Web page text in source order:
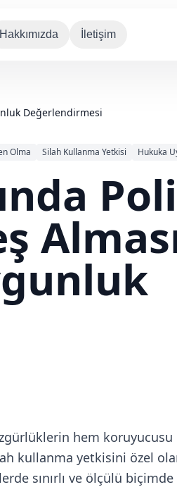
Hakkımızda İletişim
Değerlendirmesi
Olma Silah Kullanma Yetkisi Hukuka
hem koruyucusu
kullanma yetkisini özel
sınırlı ve ölçülü